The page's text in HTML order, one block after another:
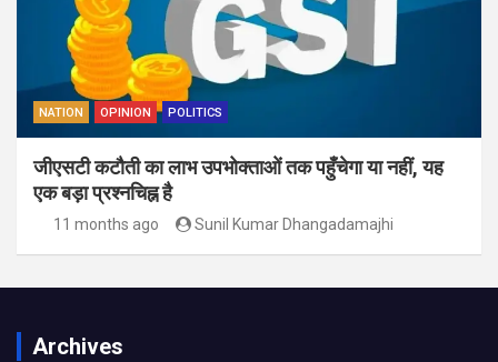
NATION OPINION POLITICS
जीएसटी कटौती का लाभ उपभोक्ताओं तक पहुँचेगा या नहीं, यह
एक बड़ा प्रश्नचिह्न है
11 months ago Sunil Kumar Dhangadamajhi
Archives